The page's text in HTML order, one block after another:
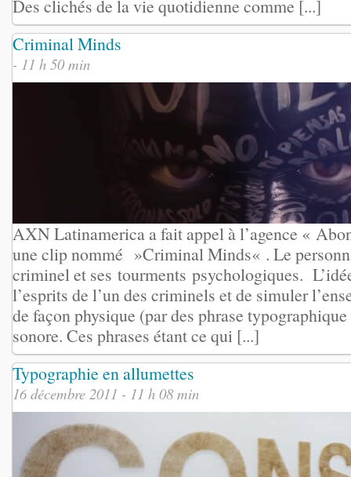
Des clichés de la vie quotidienne comme [...]
Criminal Minds
- 11 h 50 min
AXN Latinamerica a fait appel à l’agence «
une clip nommé »Criminal Minds« . Le
criminel et ses tourments psychologiques.
l’esprits de l’un des criminels et de simuler
de façon physique (par des phrase
sonore. Ces phrases étant ce qui [...]
Typographie en allumettes
16 décembre 2011 - 11 h 08 min